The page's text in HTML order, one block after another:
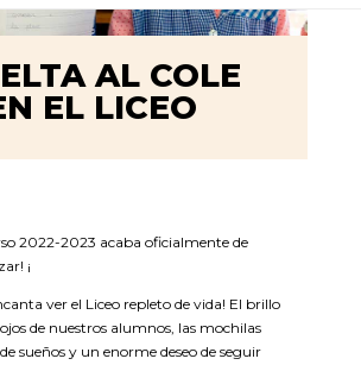
AL COLE
EL LICEO
2022-2023 acaba oficialmente de
¡
ver el Liceo repleto de vida! El brillo
de nuestros alumnos, las mochilas
sueños y un enorme deseo de seguir